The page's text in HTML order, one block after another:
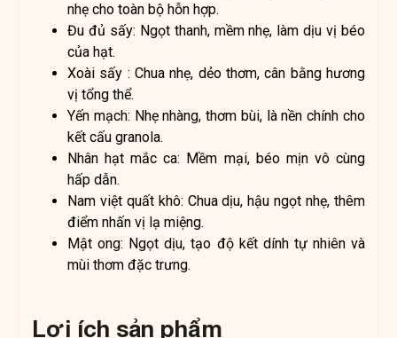
nhẹ cho toàn bộ hỗn hợp.
Đu đủ sấy: Ngọt thanh, mềm nhẹ, làm dịu vị béo
của hạt.
Xoài sấy : Chua nhẹ, dẻo thơm, cân bằng hương
vị tổng thể.
Yến mạch: Nhẹ nhàng, thơm bùi, là nền chính cho
kết cấu granola.
Nhân hạt mắc ca: Mềm mại, béo mịn vô cùng
hấp dẫn.
Nam việt quất khô: Chua dịu, hậu ngọt nhẹ, thêm
điểm nhấn vị lạ miệng.
Mật ong: Ngọt dịu, tạo độ kết dính tự nhiên và
mùi thơm đặc trưng.
Lợi ích sản phẩm